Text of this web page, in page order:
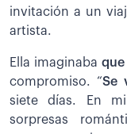
invitación a un
artista.
Ella imaginaba
compromiso. “Se
siete días. En
sorpresas